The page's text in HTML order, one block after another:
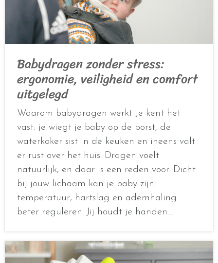
Babydragen zonder stress:
ergonomie, veiligheid en comfort
uitgelegd
Waarom babydragen werkt Je kent het
vast: je wiegt je baby op de borst, de
waterkoker sist in de keuken en ineens valt
er rust over het huis. Dragen voelt
natuurlijk, en daar is een reden voor. Dicht
bij jouw lichaam kan je baby zijn
temperatuur, hartslag en ademhaling
beter reguleren. Jij houdt je handen…